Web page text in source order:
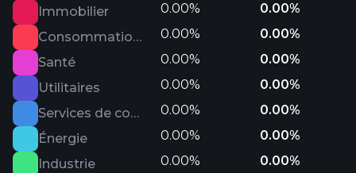
Immobilier
0.00%
0.00%
Consommation défensive
0.00%
0.00%
Santé
0.00%
0.00%
Utilitaires
0.00%
0.00%
Services de communication
0.00%
0.00%
Énergie
0.00%
0.00%
Industrie
0.00%
0.00%